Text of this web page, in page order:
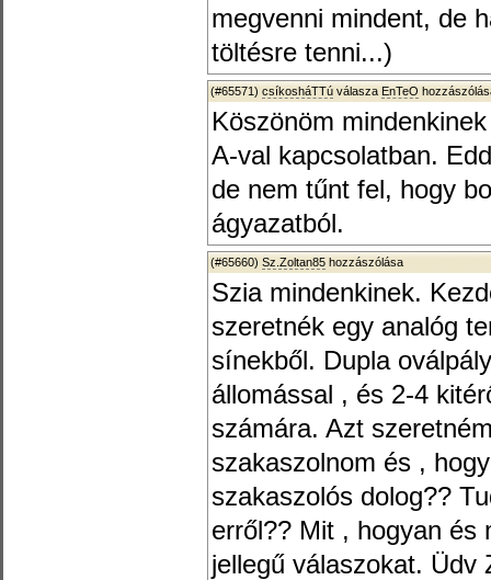
megvenni mindent, de
töltésre tenni...)
(#65571) csíkosháTTú válasza EnTeO
Köszönöm
A-val kapcsolatban.
de nem tűnt fel, hogy
ágyazatból.
(#65660) Sz.Zoltan85 hozzászólása
Szia mindenkinek.
szeretnék egy analóg
sínekből. Dupla
állomással , és 2-4
számára. Azt
szakaszolnom és ,
szakaszolós dolog??
erről?? Mit , hogyan és
jellegű válaszokat. Üdv